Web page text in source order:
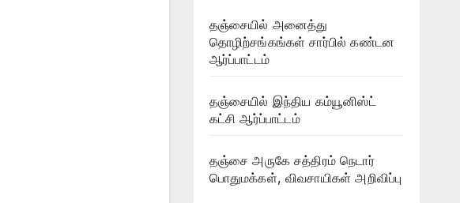
தஞ்சையில் அனைத்து
தொழிற்சங்கங்கள் சார்பில் கண்டன
ஆர்ப்பாட்டம்
தஞ்சையில் இந்திய கம்யூனிஸ்ட்
கட்சி ஆர்ப்பாட்டம்
தஞ்சை அருகே சத்திரம் நெடார்
பொதுமக்கள், விவசாயிகள் அறிவிப்பு